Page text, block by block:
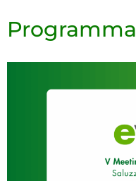
Programma